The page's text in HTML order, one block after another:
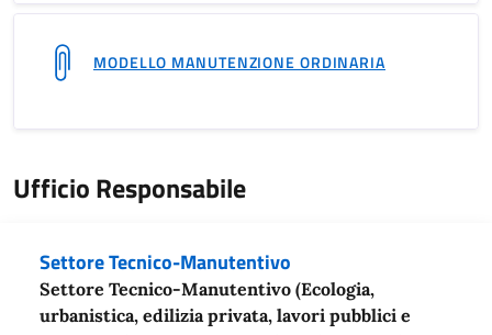
MODELLO MANUTENZIONE ORDINARIA
Ufficio Responsabile
Settore Tecnico-Manutentivo
Settore Tecnico-Manutentivo (Ecologia,
urbanistica, edilizia privata, lavori pubblici e